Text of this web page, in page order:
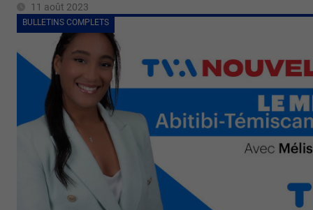
11 août 2023
BULLETINS COMPLETS